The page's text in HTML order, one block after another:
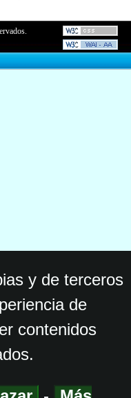
y de terceros
de
contenidos